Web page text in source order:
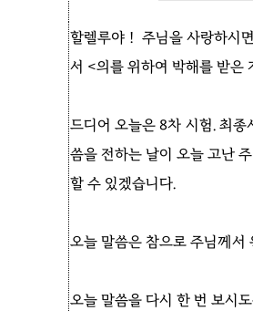
할렐루야！ 주님을 사랑하시
서 <의를 위하여 박해를 받은
드디어 오늘은 8차 시험. 최
씀을 전하는 날이 오늘 고난
할 수 있겠습니다.
오늘 말씀은 참으로 주님께서
오늘 말씀을 다시 한 번 보시